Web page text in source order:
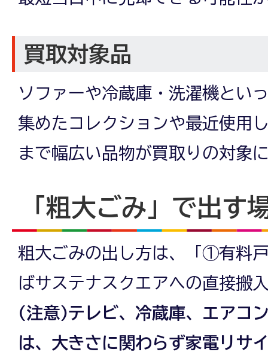
買取対象品
ソファーや冷蔵庫・洗濯機とい
集めたコレクションや最近使用
まで幅広い品物が買取りの対象
「粗大ごみ」で出す
粗大ごみの出し方は、「①有料
ばサステナスクエアへの直接搬
(注意)テレビ、冷蔵庫、エアコ
は、大きさに関わらず家電リサ